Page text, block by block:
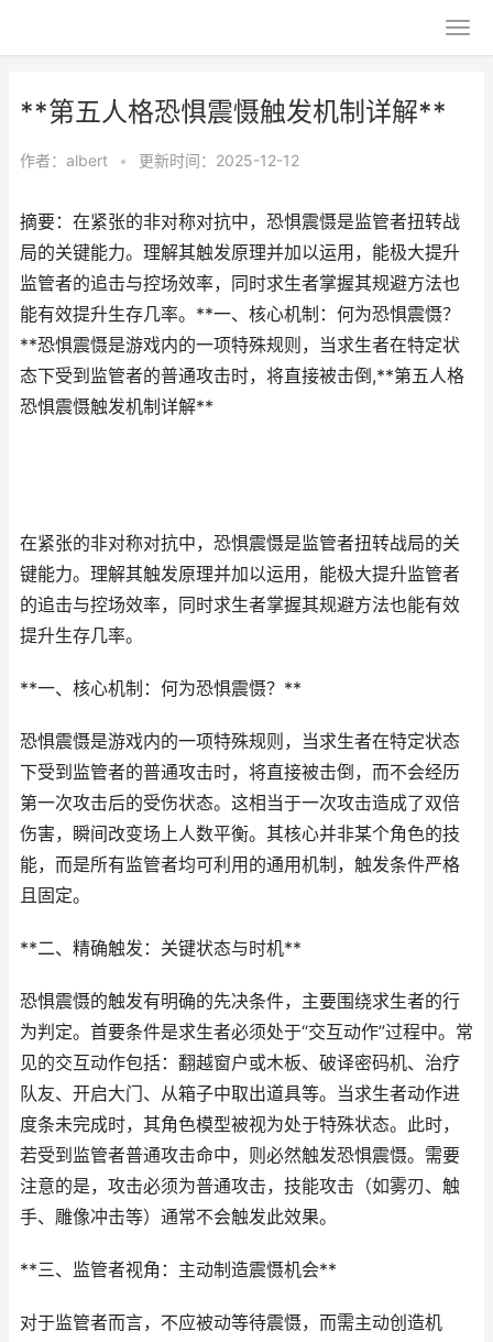
**第五人格恐惧震慑触发机制详解**
作者： albert • 更新时间：2025-12-12
摘要：在紧张的非对称对抗中，恐惧震慑是监管者扭转战
局的关键能力。理解其触发原理并加以运用，能极大提升
监管者的追击与控场效率，同时求生者掌握其规避方法也
能有效提升生存几率。**一、核心机制：何为恐惧震慑？
**恐惧震慑是游戏内的一项特殊规则，当求生者在特定状
态下受到监管者的普通攻击时，将直接被击倒,**第五人格
恐惧震慑触发机制详解**
在紧张的非对称对抗中，恐惧震慑是监管者扭转战局的关
键能力。理解其触发原理并加以运用，能极大提升监管者
的追击与控场效率，同时求生者掌握其规避方法也能有效
提升生存几率。
**一、核心机制：何为恐惧震慑？**
恐惧震慑是游戏内的一项特殊规则，当求生者在特定状态
下受到监管者的普通攻击时，将直接被击倒，而不会经历
第一次攻击后的受伤状态。这相当于一次攻击造成了双倍
伤害，瞬间改变场上人数平衡。其核心并非某个角色的技
能，而是所有监管者均可利用的通用机制，触发条件严格
且固定。
**二、精确触发：关键状态与时机**
恐惧震慑的触发有明确的先决条件，主要围绕求生者的行
为判定。首要条件是求生者必须处于“交互动作”过程中。常
见的交互动作包括：翻越窗户或木板、破译密码机、治疗
队友、开启大门、从箱子中取出道具等。当求生者动作进
度条未完成时，其角色模型被视为处于特殊状态。此时，
若受到监管者普通攻击命中，则必然触发恐惧震慑。需要
注意的是，攻击必须为普通攻击，技能攻击（如雾刃、触
手、雕像冲击等）通常不会触发此效果。
**三、监管者视角：主动制造震慑机会**
对于监管者而言，不应被动等待震慑，而需主动创造机